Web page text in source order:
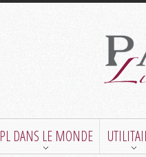
PL DANS LE MONDE